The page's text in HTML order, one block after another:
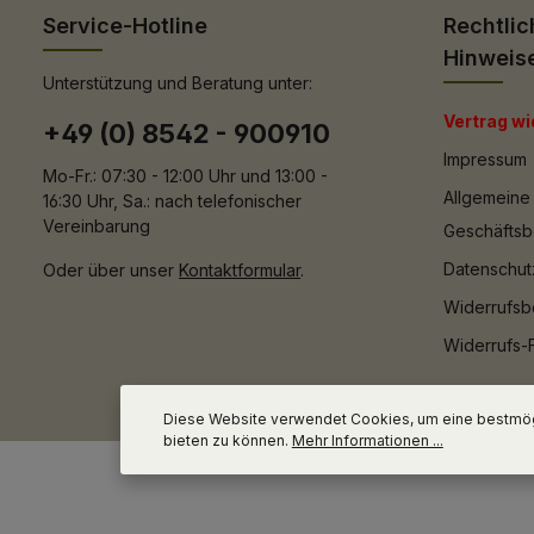
Service-Hotline
Unterstützung und Beratung unter:
+49 (0) 8542 - 900910
Mo-Fr.: 07:30 - 12:00 Uhr und 13:00 -
16:30 Uhr, Sa.: nach telefonischer
Vereinbarung
Oder über unser Kontaktformular.
Vertrag
Impressum
Allgemeine
Widerrufs-
Diese Website verwendet Cookies, um eine
bieten zu können. Mehr Informationen ...